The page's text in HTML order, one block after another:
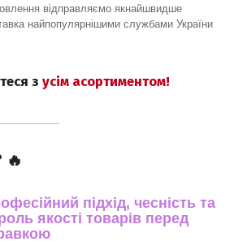
відправляємо якнайшвидше
найпопулярнішими службами України
з усім асортиментом!
🔥
підхід, чесність та
якості товарів перед